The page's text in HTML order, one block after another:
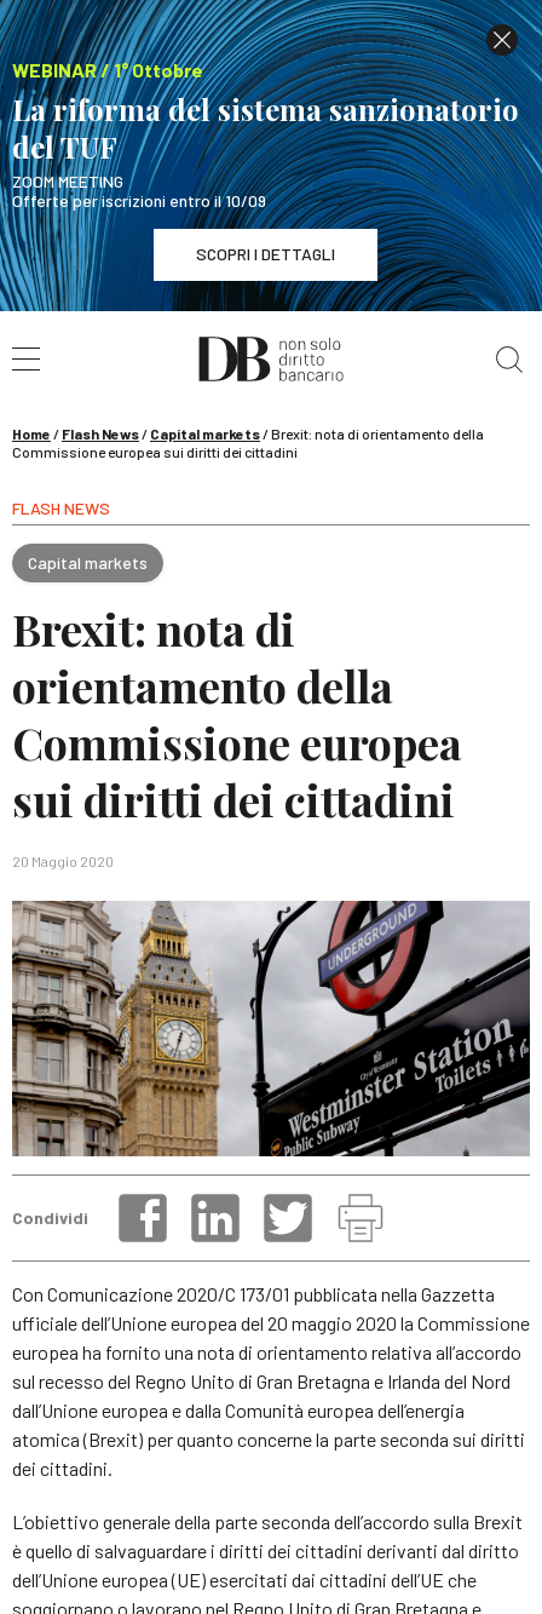
WEBINAR / 1° Ottobre
La riforma del sistema sanzionatorio
del TUF
ZOOM MEETING
Offerte per iscrizioni entro il 10/09
SCOPRI I DETTAGLI
WEBINAR / 1° Ottobre
La riforma del sistema sanzionatorio del TUF
Home / Flash News/ Capital markets/Brexit: nota di orientamento della
Commissione europea sui diritti dei cittadini
FLASH NEWS
Capital markets
Brexit: nota di
orientamento della
Commissione europea
sui diritti dei cittadini
20 Maggio 2020
Condividi
Con Comunicazione 2020/C 173/01 pubblicata nella Gazzetta
ufficiale dell’Unione europea del 20 maggio 2020 la Commissione
europea ha fornito una nota di orientamento relativa all’accordo
sul recesso del Regno Unito di Gran Bretagna e Irlanda del Nord
dall’Unione europea e dalla Comunità europea dell’energia
atomica (Brexit) per quanto concerne la parte seconda sui diritti
dei cittadini.
L’obiettivo generale della parte seconda dell’accordo sulla Brexit
è quello di salvaguardare i diritti dei cittadini derivanti dal diritto
dell’Unione europea (UE) esercitati dai cittadini dell’UE che
soggiornano o lavorano nel Regno Unito di Gran Bretagna e